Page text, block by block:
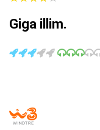
Giga illim.